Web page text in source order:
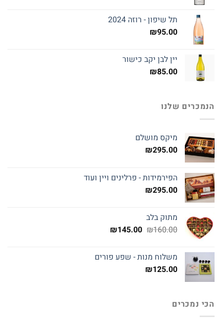
תל שיפון - רוזה 2024
₪95.00
יין לבן יקב כישור
₪85.00
הנמכרים שלנו
מיקס מושלם
₪295.00
הפירמידות - פרלינים ויין ועוד
₪295.00
מתוק בלב
₪160.00
המחיר
₪160.00.
₪145.00
המחיר
₪145.00.
משלוח מנות - שפע פורים
₪125.00
הכי נמכרים